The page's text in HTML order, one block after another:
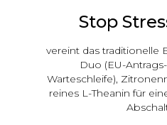
Stop
vereint das traditionelle
Duo (EU-
Warteschleife),
reines L-Theanin für